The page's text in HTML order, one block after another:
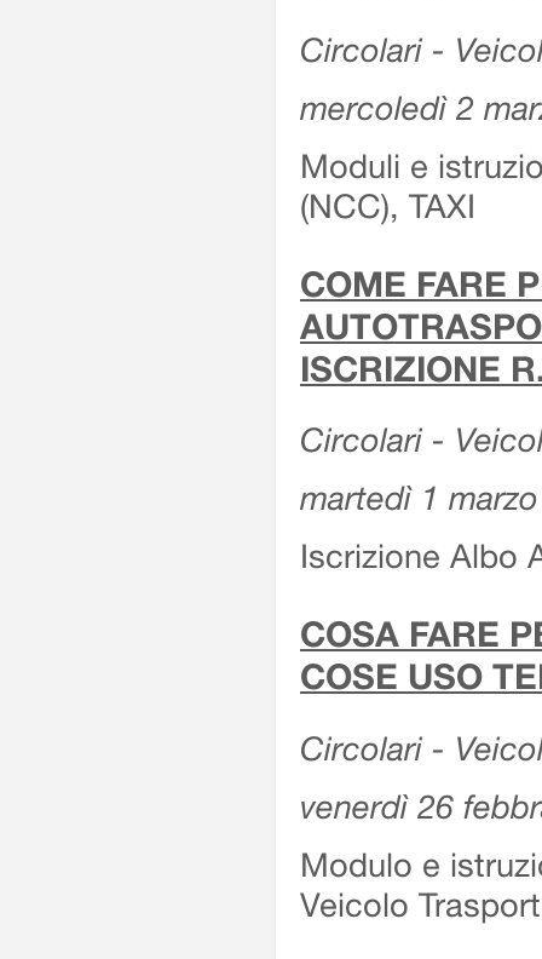
Circolari -
mercoledì 2
Moduli e
(NCC), TAXI
COME FARE
ISCRIZIONE
Circolari -
martedì 1
Iscrizione Albo
COSA FARE
COSE USO
Circolari -
venerdì 26
Modulo e
Veicolo